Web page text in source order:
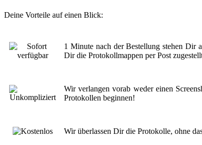
Deine Vorteile auf einen Blick:
1 Minute nach der Bestellung stehen Dir
Dir die Protokollmappen per Post
Wir verlangen vorab weder einen
Protokollen beginnen!
Wir überlassen Dir die Protokolle, ohne